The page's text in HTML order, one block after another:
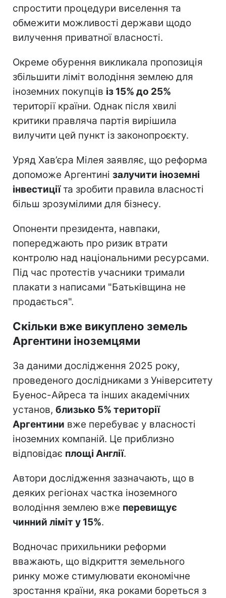
спростити процедури виселення та
обмежити можливості держави щодо
вилучення приватної власності.
Окреме обурення викликала пропозиція
збільшити ліміт володіння землею для
іноземних покупців із 15% до 25%
території країни. Однак після хвилі
критики правляча партія вирішила
вилучити цей пункт із законопроєкту.
Уряд Хав’єра Мілея заявляє, що реформа
допоможе Аргентині залучити іноземні
інвестиціїта зробити правила власності
більш зрозумілими для бізнесу.
Опоненти президента, навпаки,
попереджають про ризик втрати
контролю над національними ресурсами.
Під час протестів учасники тримали
плакати з написами "Батьківщина не
продається".
Скільки вже викуплено земель
Аргентини іноземцями
За даними дослідження 2025 року,
проведеного дослідниками з Університету
Буенос-Айреса та інших академічних
установ, близько 5% території
Аргентини вже перебуває у власності
іноземних компаній. Це приблизно
відповідає площі Англії.
Автори дослідження зазначають, що в
деяких регіонах частка іноземного
володіння землею вже перевищує
чинний ліміт у 15%.
Водночас прихильники реформи
вважають, що відкриття земельного
ринку може стимулювати економічне
зростання країни, яка роками бореться з